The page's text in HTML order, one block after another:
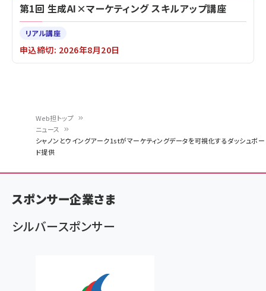
く
ず
Web担トップ
ニュース
シャノンとウイングアーク1stがマーケティングデータを可視化するダッシュボー
ド提供
第1回 生成AI×マーケティング スキルアップ講座
リアル講座
申込締切: 2026年8月20日
スポンサー企業さま
シルバースポンサー